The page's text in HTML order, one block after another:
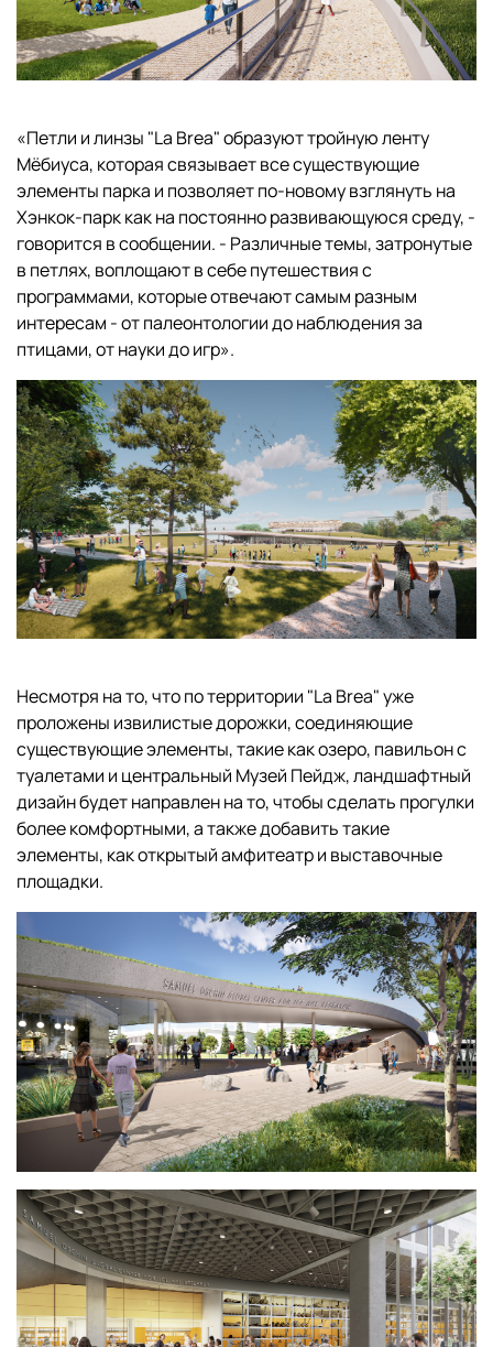
«Петли и линзы "La Brea" образуют тройную ленту
Мёбиуса, которая связывает все существующие
элементы парка и позволяет по-новому взглянуть на
Хэнкок-парк как на постоянно развивающуюся среду, -
говорится в сообщении. - Различные темы, затронутые
в петлях, воплощают в себе путешествия с
программами, которые отвечают самым разным
интересам - от палеонтологии до наблюдения за
птицами, от науки до игр».
Несмотря на то, что по территории "La Brea" уже
проложены извилистые дорожки, соединяющие
существующие элементы, такие как озеро, павильон с
туалетами и центральный Музей Пейдж, ландшафтный
дизайн будет направлен на то, чтобы сделать прогулки
более комфортными, а также добавить такие
элементы, как открытый амфитеатр и выставочные
площадки.